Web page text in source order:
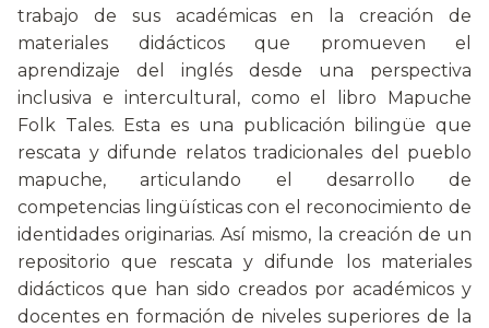
trabajo de sus académicas en la creación de
materiales didácticos que promueven el
aprendizaje del inglés desde una perspectiva
inclusiva e intercultural, como el libro Mapuche
Folk Tales. Esta es una publicación bilingüe que
rescata y difunde relatos tradicionales del pueblo
mapuche, articulando el desarrollo de
competencias lingüísticas con el reconocimiento de
identidades originarias. Así mismo, la creación de un
repositorio que rescata y difunde los materiales
didácticos que han sido creados por académicos y
docentes en formación de niveles superiores de la